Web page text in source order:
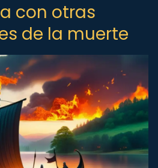
con otras
de la muerte